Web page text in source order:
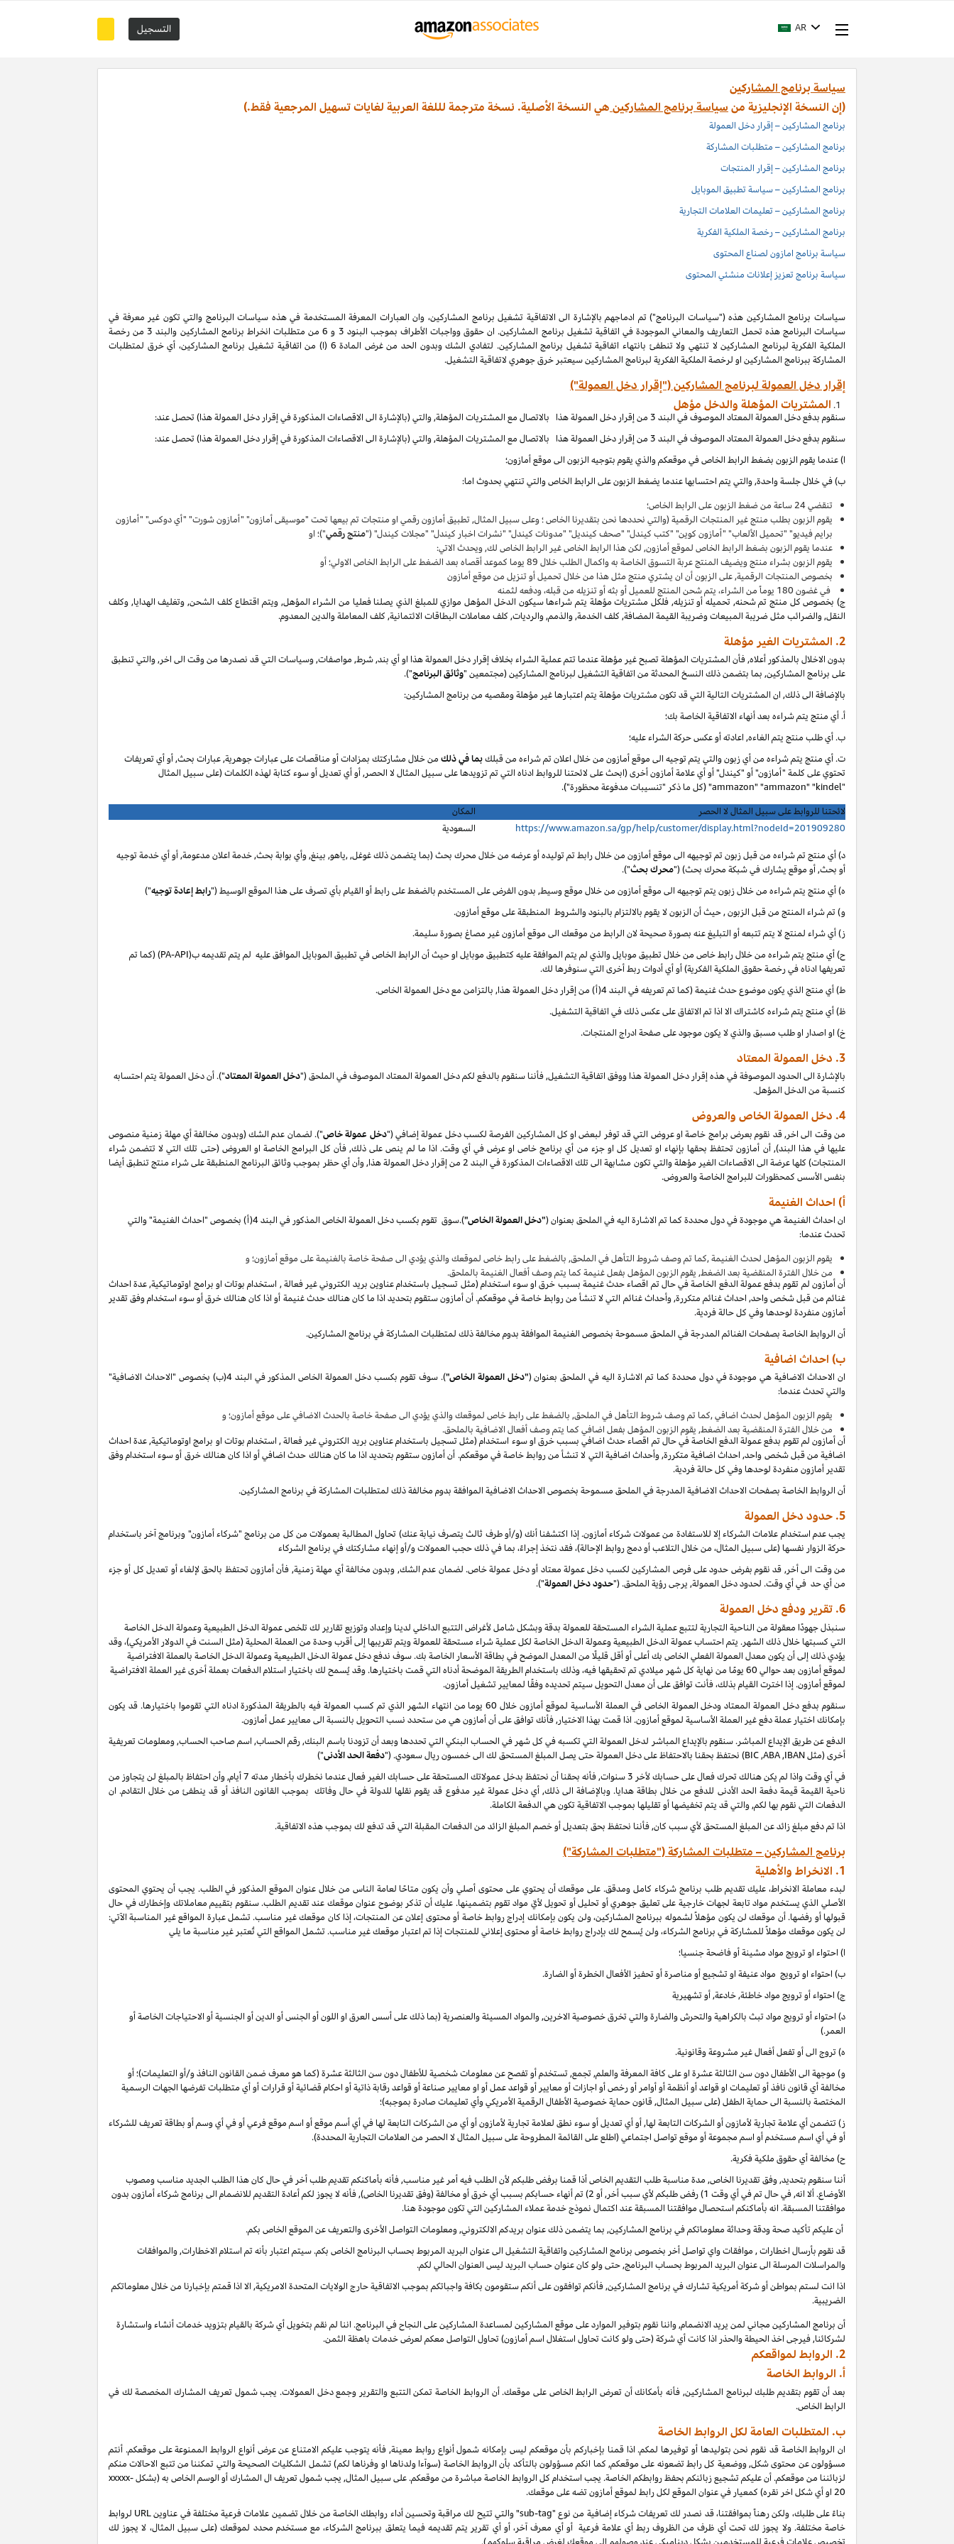
التسجيل AR
سياسة برنامج المشاركين
(إن النسخة الإنجليزية منسياسة برنامج المشاركين هي النسخة الأصلية. نسخة مترجمة لللغة العربية لغايات تسهيل المرجعية فقط.)
برنامج المشاركين – إقرار دخل العمولة
برنامج المشاركين – متطلبات المشاركة
برنامج المشاركين – إقرار المنتجات
برنامج المشاركين – سياسة تطبيق الموبايل
برنامج المشاركين – تعليمات العلامات التجارية
برنامج المشاركين – رخصة الملكية الفكرية
سياسة برنامج امازون لصناع المحتوى
سياسة برنامج تعزيز إعلانات منشئي المحتوى
سياسات برنامج المشاركين هذه ("سياسات البرنامج") تم ادماجهم بالإشارة الى الاتفاقية تشغيل برنامج المشاركين، وان العبارات المعرفة المستخدمة في هذه سياسات البرنامج والتي تكون غير معرفة في
سياسات البرنامج هذه تحمل التعاريف والمعاني الموجودة في اتفاقية تشغيل برنامج المشاركين. ان حقوق وواجبات الأطراف بموجب البنود 3 و 6 من متطلبات انخراط برنامج المشاركين والبند 3 من رخصة
الملكية الفكرية لبرنامج المشاركين لا تنتهي ولا تنطفئ بانتهاء اتفاقية تشغيل برنامج المشاركين. لتفادي الشك وبدون الحد من غرض المادة 6 (ا) من اتفاقية تشغيل برنامج المشاركين، أي خرق لمتطلبات
المشاركة ببرنامج المشاركين او لرخصة الملكية الفكرية لبرنامج المشاركين سيعتبر خرق جوهري لاتفاقية التشغيل.
إقرار دخل العمولة لبرنامج المشاركين ("إقرار دخل العمولة")
المشتريات المؤهلة والدخل مؤهل
سنقوم بدفع دخل العمولة المعتاد الموصوف في البند 3 من إقرار دخل العمولة هذا بالاتصال مع المشتريات المؤهلة, والتي (بالإشارة الى الاقصاءات المذكورة في إقرار دخل العمولة هذا) تحصل عند:
سنقوم بدفع دخل العمولة المعتاد الموصوف في البند 3 من إقرار دخل العمولة هذا بالاتصال مع المشتريات المؤهلة, والتي (بالإشارة الى الاقصاءات المذكورة في إقرار دخل العمولة هذا) تحصل عند:
ا) عندما يقوم الزبون بضغط الرابط الخاص في موقعكم والذي يقوم بتوجيه الزبون الى موقع أمازون؛
ب) في خلال جلسة واحدة, والتي يتم احتسابها عندما يضغط الزبون على الرابط الخاص والتي تنتهي بحدوث اما:
تنقضي 24 ساعة من ضغط الزبون على الرابط الخاص؛
يقوم الزبون بطلب منتج غير المنتجات الرقمية (والتي نحددها نحن بتقديرنا الخاص ؛ وعلى سبيل المثال, تطبيق أمازون رقمي او منتجات تم بيعها تحت "موسيقى أمازون" "أمازون شورت" "أي دوكس" "أمازون
برايم فيديو" "تحميل الألعاب" "أمازون كوين" "كتب كيندل" "صحف كينديل" "مدونات كيندل" "نشرات اخبار كيندل" "مجلات كيندل" ("منتج رقمي")؛ او
عندما يقوم الزبون بضغط الرابط الخاص لموقع أمازون, لكن هذا الرابط الخاص غير الرابط الخاص لك, ويحدث الاتي:
يقوم الزبون بشراء منتج ويضيف المنتجعربة التسوق الخاصة به واكمال الطلب خلال 89 يوما كموعد أقصاه بعد الضغط على الرابط الخاص الاولي؛ أو
بخصوص المنتجات الرقمية, على الزبون أن ان يشتري منتج مثل هذا من خلال تحميل أو تنزيل من موقع أمازون
في غضون 180 يوماً من الشراء، يتم شحن المنتج للعميل أو بثه أو تنزيله من قبله، ودفعه لثمنه
ج) بخصوص كل منتج تم شحنه, تحميله أو تنزيله, فلكل مشتريات مؤهلة يتم شراءها سيكون الدخل المؤهل موازي للمبلغ الذي يصلنا فعليا من الشراء المؤهل, ويتم اقتطاع كلف الشحن, وتغليف الهدايا, وكلف
النقل, والضرائب مثل ضريبة المبيعات وضريبة القيمة المضافة, كلف الخدمة, والذمم, والرديات, كلف معاملات البطاقات الائتمانية, كلف المعاملة والدين المعدوم.
2. المشتريات الغير مؤهلة
بدون الاخلال بالمذكور أعلاه, فأن المشتريات المؤهلة تصبح غير مؤهلة عندما تتم عملية الشراء بخلاف إقرار دخل العمولة هذا او أي بند, شرط, مواصفات, وسياسات التي قد نصدرها من وقت الى اخر, والتي تنطبق
على برنامج المشاركين, بما بتضمن ذلك النسخ المحدثة من اتفاقية التشغيل لبرنامج المشاركين (مجتمعين "وثائق البرنامج").
بالإضافة الى ذلك, ان المشتريات التالية التي قد تكون مشتريات مؤهلة يتم اعتبارها غير مؤهلة ومقصيه من برنامج المشاركين:
أ. أي منتج يتم شراءه بعد أنهاء الاتفاقية الخاصة بك؛
ب. أيطلب منتج يتم الغاءه, اعادته أو عكس حركة الشراء عليه؛
ت. أي منتج يتم شراءه من أي زبون والتي يتم توجيه الى موقع أمازون من خلال اعلان تم شراءه من قبلكبما في ذلك من خلال مشاركتك بمزادات أو مناقصات على عبارات جوهرية, عبارات بحث, أو أي تعريفات
تحتوي على كلمة "أمازون" أو "كيندل" أو أي علامة أمازون أخرى (ابحث على لائحتنا للروابط ادناه التي تم تزويدها على سبيل المثال لا الحصر, أو أي تعديل أو سوء كتابة لهذه الكلمات (على سبيل المثال
"ammazon" "ammazon" "kindel" (كل ما ذكر "تنسيبات مدفوعة محظورة").
لائحتنا للروابط على سبيل المثال لا الحصر
المكان
https://www.amazon.sa/gp/help/customer/display.html?nodeId=201909280
السعودية
د) أي منتج تم شراءه من قبل زبون تم توجيهه الى موقع أمازون من خلال رابط تم توليده أو عرضه من خلال محرك بحث (بما يتضمن ذلك غوغل, ,ياهو, بينغ, وأي بوابة بحث, خدمة اعلان مدعومة, أو أي خدمة توجيه
أو بحث, أو موقع يشارك في شبكة محرك بحث) ("محرك بحث").
ه) أي منتج يتم شراءه من خلال زبون يتم توجيهه الى موقع أمازون من خلال موقع وسيط, بدون الفرض على المستخدم بالضغط على رابط أو القيام بأي تصرف على هذا الموقع الوسيط ("رابط إعادة توجيه")
و) تم شراء المنتج من قبل الزبون , حيث أن الزبون لا يقوم بالالتزام بالبنود والشروط المنطبقة على موقع أمازون.
ز) أي شراء لمنتج لا يتم تتبعه أو التبليغ عنه بصورة صحيحة لان الرابط من موقعك الى موقع أمازون غير مصاغ بصورة سليمة.
ح) أي منتج يتم شراءه من خلال رابط خاص من خلال تطبيق موبايل والذي لم يتم الموافقة عليه كتطبيق موبايل او حيث أن الرابط الخاص في تطبيق الموبايل الموافق عليه لم يتم تقديمه ب(PA-API) (كما تم
تعريفها ادناه في رخصة حقوق الملكية الفكرية) أو أي أدوات ربط أخرى التي سنوفرها لك.
ط) أي منتج الذي يكون موضوع حدث غنيمة (كما تم تعريفه في البند 4(أ) من إقرار دخل العمولة هذا, بالتزامن مع دخل العمولة الخاص.
ظ) أي منتج يتم شراءه كاشتراك الا اذا تم الاتفاق على عكس ذلك في اتفاقية التشغيل.
خ) او اصدار او طلب مسبق والذي لا يكون موجود على صفحة ادراج المنتجات.
3. دخل العمولة المعتاد
بالإشارة الى الحدود الموصوفة في هذه إقرار دخل العمولة هذا ووفق اتفاقية التشغيل, فأننا سنقوم بالدفع لكم دخل العمولة المعتاد الموصوف في الملحق ("دخل العمولة المعتاد"). أن دخل العمولة يتم احتسابه
كنسبة من الدخل المؤهل.
4. دخل العمولة الخاص والعروض
من وقت الى اخر, قد نقوم بعرض برامج خاصة او عروض التي قد توفر لبعض او كل المشاركين الفرصة لكسب دخل عمولة إضافي ("دخل عمولة خاص"). لضمان عدم الشك (وبدون مخالفة أي مهلة زمنية منصوص
عليها في هذا البند), أن أمازون تحتفظ بحقها بإنهاء او تعديل كل او جزء من أي برنامج خاص او عرض في أي وقت. اذا ما لم ينص على ذلك, فأن كل البرامج الخاصة او العروض (حتى تلك التي لا تتضمن شراء
المنتجات) كلها عرضة الى الاقصاءات الغير مؤهلة والتي تكون مشابهة الى تلك الاقصاءات المذكورة في البند 2 من إقرار دخل العمولة هذا, وأن أي حظر بموجب وثائق البرنامج المنطبقة على شراء منتج تنطبق أيضا
بنفس الأسس كمحظورات للبرامج الخاصة والعروض.
أ) احداث الغنيمة
ان احداث الغنيمة هي موجودة في دول محددة كما تم الاشارة اليه في الملحق بعنوان("دخل العمولة الخاص")
.سوق
تقوم بكسب دخل العمولة الخاص المذكور في البند 4(أ) بخصوص "احداث الغنيمة" والتي
تحدث عندما:
يقوم الزبون المؤهل لحدث الغنيمة ,كما تم وصف شروط التأهل في الملحق, بالضغط على رابط خاص لموقعك والذي يؤدي الى صفحة خاصة بالغنيمة على موقع أمازون؛ و
منخلال الفترة المنقضية بعد الضغط, يقوم الزبون المؤهل بفعل غنيمة كما يتم وصف أفعال الغنيمة بالملحق.
أن أمازون لم تقوم بدفع عمولة الدفع الخاصة في حال تم اقصاء حدث غنيمة بسبب خرق او سوء استخدام (مثل تسجيل باستخدام عناوين بريد الكتروني غير فعالة , استخدام بوتات او برامج اوتوماتيكية, عدة احداث
غنائم من قبل شخص واحد, احداث غنائم متكررة, وأحداث غنائم التي لا تنشأ من روابط خاصة في موقعكم. أن أمازون ستقوم بتحديد اذا ما كان هنالك حدث غنيمة أو اذا كان هنالك خرق أو سوء استخدام وفق تقدير
أمازون منفردة لوحدها وفي كل حالة فردية.
أن الروابط الخاصة بصفحات الغنائم المدرجة في الملحق مسموحة بخصوص الغنيمة الموافقة بدوم مخالفة ذلك لمتطلبات المشاركة في برنامج المشاركين.
ب) احداث اضافية
ان الاحداث الاضافية هي موجودة في دول محددة كما تم الاشارة اليه في الملحق بعنوان("دخل العمولة الخاص")
.سوف
تقوم بكسب دخل العمولة الخاص المذكور في البند 4(ب) بخصوص "الاحداث الاضافية"
والتي تحدث عندما:
يقوم الزبون المؤهل لحدث اضافي ,كما تم وصف شروط التأهل في الملحق, بالضغط على رابط خاص لموقعك والذي يؤدي الى صفحة خاصة بالحدث الاضافي على موقع أمازون؛ و
منخلال الفترة المنقضية بعد الضغط, يقوم الزبون المؤهل بفعل اضافي كما يتم وصف أفعال الاضافية بالملحق.
أن أمازون لم تقوم بدفع عمولة الدفع الخاصة في حال تم اقصاء حدث اضافي بسبب خرق او سوء استخدام (مثل تسجيل باستخدام عناوين بريد الكتروني غير فعالة , استخدام بوتات او برامج اوتوماتيكية, عدة احداث
اضافية من قبل شخص واحد, احداث اضافية متكررة, وأحداث اضافية التي لا تنشأ من روابط خاصة في موقعكم. أن أمازون ستقوم بتحديد اذا ما كان هنالك حدث اضافي أو اذا كان هنالك خرق أو سوء استخدام وفق
تقدير أمازون منفردة لوحدها وفي كل حالة فردية.
أن الروابط الخاصة بصفحات الاحداث الاضافية المدرجة في الملحق مسموحة بخصوص الاحداث الاضافية الموافقة بدوم مخالفة ذلك لمتطلبات المشاركة في برنامج المشاركين.
5. حدود دخل العمولة
يجب عدم استخدام علامات الشركاء إلا للاستفادة من عمولات شركاء أمازون. إذا اكتشفنا أنك (و/أو طرف ثالث يتصرف نيابة عنك) تحاول المطالبة بعمولات من كل من برنامج "شركاء أمازون" وبرنامج آخر باستخدام
حركة الزوار نفسها (على سبيل المثال، من خلال التلاعب أو دمج روابط الإحالة)، فقد نتخذ إجراءً، بما في ذلك حجب العمولات و/أو إنهاء مشاركتك في برنامج الشركاء
من وقت الى أخر, قد نقوم بفرض حدود على فرص المشاركين لكسب دخل عمولة معتاد أو دخل عمولة خاص. لضمان عدم الشك, وبدون مخالفة أي مهلة زمنية, فأن أمازون تحتفظ بالحق لإلغاء أو تعديل كل أو جزء
من أي حد في أي وقت. لحدود دخل العمولة, يرجى رؤية الملحق. ("حدود دخل العمولة").
6. تقرير ودفع دخل العمولة
سنبذل جهودًا معقولة من الناحية التجارية لتتبع عملية الشراء المستحقة للعمولة بدقة وبشكل شامل لأغراض التتبع الداخلي لدينا وإعداد وتوزيع تقارير لك تلخص عمولة الدخل الطبيعية وعمولة الدخل الخاصة
التي كسبتها خلال ذلك الشهر. يتم احتساب عمولة الدخل الطبيعية وعمولة الدخل الخاصة لكل عملية شراء مستحقة للعمولة ويتم تقريبها إلى أقرب وحدة من العملة المحلية (مثل السنت في الدولار الأمريكي)، وقد
يؤدي ذلك إلى أن يكون معدل العمولة الفعلي الخاص بك أعلى أو أقل قليلًا من المعدل الموضح في بطاقة الأسعار الخاصة بك. سوف ندفع دخل عمولة الدخل الطبيعية وعمولة الدخل الخاصة بالعملة الافتراضية
لموقع أمازون بعد حوالي 60 يومًا من نهاية كل شهر ميلادي تم تحقيقها فيه، وذلك باستخدام الطريقة الموضحة أدناه التي قمت باختيارها. وقد يُسمح لك باختيار استلام الدفعات بعملة أخرى غير العملة الافتراضية
لموقع أمازون. إذا اخترت القيام بذلك، فأنت توافق على أن معدل التحويل سيتم تحديده وفقًا لمعايير تشغيل أمازون.
سنقوم بدفع دخل العمولة المعتاد ودخل العمولة الخاص في العملة الأساسية لموقع أمازون خلال 60 يوما من انتهاء الشهر الذي تم كسب العمولة فيه بالطريقة المذكورة ادناه التي تقوموا باختيارها. قد يكون
بإمكانك اختيار عملة دفع غير العملة الأساسية لموقع أمازون. اذا قمت بهذا الاختيار, فأنك توافق على أن أمازون هي من ستحدد نسب التحويل بالنسبة الى معايير عمل أمازون.
الدفع عن طريق الإيداع المباشر. سنقوم بالإيداع المباشر لدخل العمولة التي تكسبه في كل شهر في الحساب البنكي التي تحددها وبعد أن تزودنا باسم البنك, رقم الحساب, اسم صاحب الحساب, ومعلومات تعريفية
أخرى (مثلIBAN
,
ABA
,
BIC) نحتفظ بحقنا بالاحتفاظ على دخل العمولة حتى يصل المبلغ المستحق لك الى خمسون ريال سعودي. ("دفعة الحد الأدنى")
في أي وقت واذا لم يكن هنالك تحرك فعال على حسابك لأخر 3 سنوات, فأنه بحقنا أن نحتفظ بدخل عمولاتك المستحقة على حسابك الغير فعال عندما نخطرك بأخطار مدته 7 أيام, وأن احتفاظ بالمبلغ لن يتجاوز من
ناحية القيمة قيمة دفعة الحد الأدنى للدفع من خلال بطاقة هدايا. وبالإضافة الى ذلك, أي دخل عمولة غير مدفوع قد يقوم نقلها للدولة في حال وفاتك بموجب القانون النافذ أو قد ينطفئ من خلال التقادم. ان
الدفعات التي نقوم بها لكم, والتي قد يتم تخفيضها أو تقليلها بموجب الاتفاقية تكون هي الدفعة الكاملة.
اذا تم دفع مبلغ زائد عن المبلغ المستحق لأي سبب كان, فأننا نحتفظ بحق بتعديل أو خصم المبلغ الزائد من الدفعات المقبلة التي قد تدفع لك بموجب هذه الاتفاقية.
برنامج المشاركين – متطلبات المشاركة ("متطلبات المشاركة")
1. الانخراط والأهلية
لبدء معاملة الانخراط، عليك تقديم طلب برنامج شركاء كامل ومدقق. على موقعك أن يحتوي على محتوى أصلي وأن يكون متاحًا لعامة الناس من خلال عنوان الموقع المذكور في الطلب. يجب أن يحتوي المحتوى
الأصلي الذي يستخدم مواد تابعة لجهات خارجية على تعليق جوهري أو تحليل أو تحويل لأيّ مواد تقوم بتضمينها. عليك أن تذكر بوضوح عنوان موقعك عند تقديم الطلب. سنقوم بتقييم معاملاتك وإخطارك في حال
قبولها أو رفضها. أن موقعك لن يكون مؤهلاً لشموله ببرنامج المشاركين، ولن يكون بإمكانك إدراج روابط خاصة أو محتوى إعلان عن المنتجات، إذا كان موقعك غير مناسب. تشمل عبارة المواقع غير المناسبة الآتي:
لن يكون موقعك مؤهلاً للمشاركة في برنامج الشركاء، ولن يُسمح لك بإدراج روابط خاصة أو محتوى إعلاني للمنتجات إذا تم اعتبار موقعك غير مناسب. تشمل المواقع التي تُعتبر غير مناسبة ما يلي
ا) احتواء او ترويج مواد مشينة أو فاضحة جنسيا؛
ب) احتواء او ترويج مواد عنيفة او تشجيع أو مناصرة أو تحفيز الأفعال الخطرة أو الضارة.
ج) احتواء أو ترويج مواد خاطئة, خادعة, أو تشهيرية
د) احتواء أو ترويج مواد تبث بالكراهية والتحرش والضارة والتي تخرق خصوصية الاخرين, والمواد المسيئة والعنصرية (بما ذلك على أسس العرق او اللون أو الجنس أو الدين أو الجنسية أو الاحتياجات الخاصة أو
العمر.)
ه) تروج الى أو تفعل أفعال غير مشروعة وقانونية.
و) موجهة الى الأطفال دون سن الثالثة عشرة او على كافة المعرفة والعلم, تجمع, تستخدم أو تفصح عن معلومات شخصية للأطفال دون سن الثالثة عشرة (كما هو معرف ضمن القانون النافذ و/أو التعليمات)؛ أو
مخالفة أي قانون نافذ أو تعليمات او قواعد أو أنظمة أو أوامر أو رخص أو اجازات أو معايير أو قواعد عمل أو او معايير صناعة أو قواعد رقابة ذاتية أو احكام قضائية أو قرارات أو أي متطلبات تفرضها الجهات الرسمية
المختصة بالنسبة الى حماية الطفل (على سبيل المثال, قانون حماية خصوصية الأطفال الرقمية الأمريكي وأي تعليمات صادرة بموجبه)؛
ز) تتضمن أي علامة تجارية لأمازون أو الشركات التابعة لها, أو أي تعديل أو سوء نطق لعلامة تجارية لأمازون أو أي من الشركات التابعة لها في أي أسم موقع أو اسم موقع فرعي أو في أي وسم أو بطاقة تعريف للشركاء
أو في أي اسم مستخدم أو اسم مجموعة أو موقع تواصل اجتماعي (اطلع على القائمة المطروحة على سبيل المثال لا الحصر من العلامات التجارية المحددة).
ح) مخالفة أي حقوق ملكية فكرية.
أننا سنقوم بتحديد, وفق تقديرنا الخاص, مدة مناسبة طلب التقديم الخاص أذا قمنا برفض طلبكم لأن الطلب فيه أمر غير مناسب, فأنه بأماكنكم تقديم طلب أخر في حال كان هذا الطلب الجديد مناسب ومصوب
الأوضاع. ألا انه, في حال تم في أي وقت 1) رفض طلبكم لأي سبب أخر, أو 2) تم أنهاء حسابكم بسبب أي خرق أو مخالفة (وفق تقديرنا الخاص), فأنه لا يجوز لكم أعادة التقديم للانضمام الى برنامج شركاء أمازون بدون
موافقتنا المسبقة. انه بأماكنكم استحصال موافقتنا المسبقة عند اكتمال نموذج خدمة عملاء المشاركين التي تكون موجودة هنا.
أن عليكم تأكيد صحة ودقة وحداثة معلوماتكم في برنامج المشاركين, بما يتضمن ذلك عنوان بريدكم الالكتروني, ومعلومات التواصل الأخرى والتعريف عن الموقع الخاص بكم.
قد نقوم بأرسال اخطارات , موافقات واي تواصل أخر بخصوص برنامج المشاركين واتفاقية التشغيل الى عنوان البريد المربوط بحساب البرنامج الخاص بكم. سيتم اعتبار بأنه تم استلام الاخطارات, والموافقات
والمراسلات المرسلة الى عنوان البريد المربوط بحساب البرنامج, حتى ولو كان عنوان حساب البريد ليس العنوان الحالي لكم.
اذا انت لستم بمواطن أو شركة أمريكية تشارك في برنامج المشاركين, فأنكم توافقون على أنكم ستقومون بكافة واجباتكم بموجب الاتفاقية حارج الولايات المتحدة الامريكية, الا اذا قمتم بإخبارنا من خلال معلوماتكم
الضريبية.
أن برنامج المشاركين مجاني لمن يريد الانضمام, واننا نقوم بتوفير الموارد على موقع المشاركين لمساعدة المشاركين على النجاح في البرنامج. اننا لم نقم بتخويل أي شركة بالقيام بتزويد خدمات أنشاء واستشارة
لشركائنا, فيرجى اخذ الحيطة والحذر اذا كانت أي شركة (حتى ولو كانت تحاول استغلال اسم أمازون) تحاول التواصل معكم لعرض خدمات باهظة الثمن.
2. الروابط لمواقعكم
أ. الروابط الخاصة
بعد أن تقوم بتقديم طلبك لبرنامج المشاركين, فأنه بأمكانك أن تعرض الرابط الخاص على موقعك. أن الروابط الخاصة تمكن التتبع والتقرير وجمع دخل العمولات. يجب شمول تعريف المشارك المخصصة لك في
الرابط الخاص.
ب. المتطلبات العامة لكل الروابط الخاصة
ان الروابط الخاصة قد نقوم نحن بتوليدها أو توفيرها لمكم. اذا قمنا بإخباركم بأن موقعكم ليس بإمكانه شمول أنواع روابط معينة, فأنه يتوجب عليكم الامتناع عن عرض أنواع الروابط الممنوعة على موقعكم. أنتم
مسؤولون عن محتوى شكل, ووضعية كل رابط تضعونه على موقعكم, كما انكم مسؤولون بالتأكد بأن الروابط الخاصة (سوآءا ولدناها او وفرناها لكم) تشمل الشكليات الصحيحة والتي تمكننا من تتبع الاحالات منكم
لزبائننا من موقعكم. أن عليكم تشجيع زبائنكم بحفظ روابطكم الخاصة. يجب استخدام كل الروابط الخاصة مباشرة من موقعكم. على سبيل المثال, يجب شمول تعريف ال المشارك أو الوسم الخاص به (بشكلxxxxx-
20 او أي شكل اخر نقره) كمعيار في عنوان الموقع لكل رابط لموقع أمازون تضه على موقعك.
بناءً على طلبك، ولكن رهناً بموافقتنا، قد نصدر لك تعريفات شركاء إضافية من نوع "sub-tag" والتي تتيح لك مراقبة وتحسين أداء روابطك الخاصة من خلال تضمين علامات فرعية مختلفة في عناوين URL لروابط
خاصة مختلفة. ولا يجوز لك تحت أي ظرف من الظروف ربط أي علامة فرعية أو أي معرف آخر، أو أي تقرير يتم تقديمه فيما يتعلق ببرنامج الشركاء، مع مستخدم محدد لموقعك (على سبيل المثال، لا يجوز لك